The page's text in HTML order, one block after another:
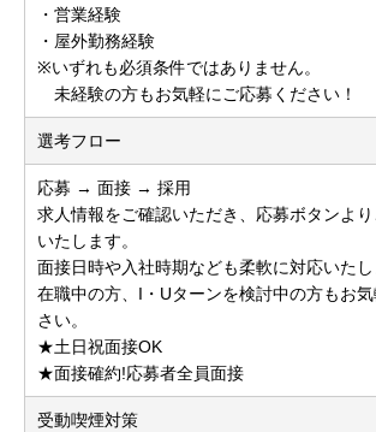
・営業経験
・屋外勤務経験
※いずれも必須条件ではありません。
未経験の方もお気軽にご応募ください！
選考フロー
応募 → 面接 → 採用
求人情報をご確認いただき、応募ボタンよ
いたします。
面接日時や入社時期なども柔軟に対応いたし
在職中の方、I・Uターンを検討中の方もお
さい。
★土日祝面接OK
★面接確約!応募者全員面接
受動喫煙対策